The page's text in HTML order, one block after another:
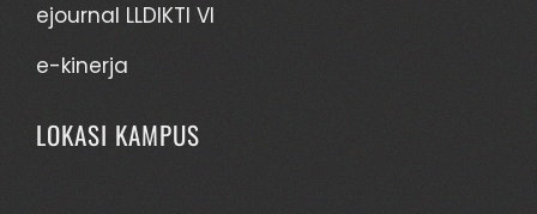
ejournal LLDIKTI VI
e-kinerja
LOKASI KAMPUS